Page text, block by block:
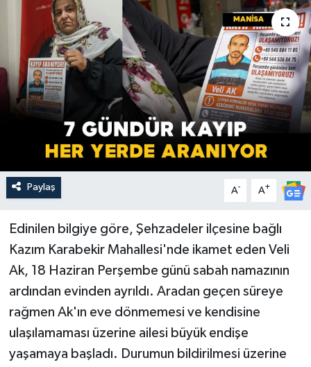
Paylaş A- A+
Edinilen bilgiye göre, Şehzadeler ilçesine bağlı
Kazım Karabekir Mahallesi'nde ikamet eden Veli
Ak, 18 Haziran Perşembe günü sabah namazının
ardından evinden ayrıldı. Aradan geçen süreye
rağmen Ak'ın eve dönmemesi ve kendisine
ulaşılamaması üzerine ailesi büyük endişe
yaşamaya başladı. Durumun bildirilmesi üzerine